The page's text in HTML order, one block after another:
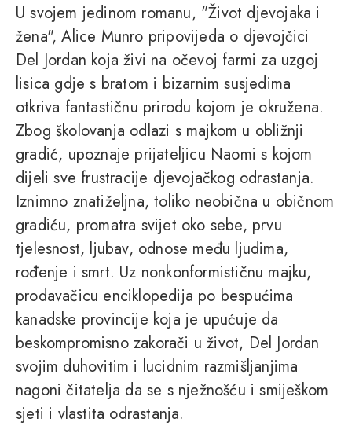
U svojem jedinom romanu, "Život djevojaka i
žena", Alice Munro pripovijeda o djevojčici
Del Jordan koja živi na očevoj farmi za uzgoj
lisica gdje s bratom i bizarnim susjedima
otkriva fantastičnu prirodu kojom je okružena.
Zbog školovanja odlazi s majkom u obližnji
gradić, upoznaje prijateljicu Naomi s kojom
dijeli sve frustracije djevojačkog odrastanja.
Iznimno znatiželjna, toliko neobična u običnom
gradiću, promatra svijet oko sebe, prvu
tjelesnost, ljubav, odnose među ljudima,
rođenje i smrt. Uz nonkonformističnu majku,
prodavačicu enciklopedija po bespućima
kanadske provincije koja je upućuje da
beskompromisno zakorači u život, Del Jordan
svojim duhovitim i lucidnim razmišljanjima
nagoni čitatelja da se s nježnošću i smiješkom
sjeti i vlastita odrastanja.